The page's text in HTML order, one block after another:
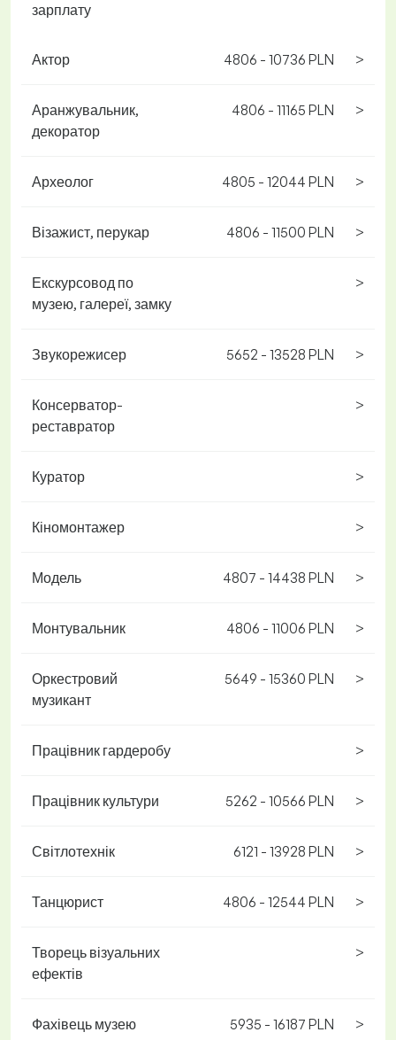
зарплату
Актор 4806 - 10736 PLN >
Аранжувальник,
декоратор
4806 - 11165 PLN >
Археолог 4805 - 12044 PLN >
Візажист, перукар 4806 - 11500 PLN >
Екскурсовод по
музею, галереї, замку
>
Звукорежисер 5652 - 13528 PLN >
Консерватор-
реставратор
>
Куратор >
Кіномонтажер >
Модель 4807 - 14438 PLN >
Монтувальник 4806 - 11006 PLN >
Оркестровий
музикант
5649 - 15360 PLN >
Працівник гардеробу >
Працівник культури 5262 - 10566 PLN >
Світлотехнік 6121 - 13928 PLN >
Танцюрист 4806 - 12544 PLN >
Творець візуальних
ефектів
>
Фахівець музею 5935 - 16187 PLN >